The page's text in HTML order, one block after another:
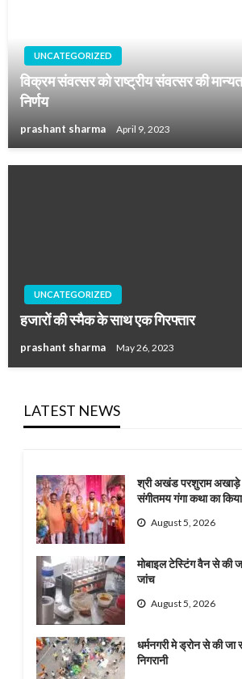
UNCATEGORIZED
विक्रम संवत्सर को राष्ट्रीय संवत्सर की
निर्णय
prashant sharma April 9, 2023
UNCATEGORIZED
हजारों की स्मैक के साथ एक गिरफ्तार
prashant sharma May 26, 2023
LATEST NEWS
श्री अखंड परशुराम
संगीतमय गंगा कथा का
August 5, 2026
मोबाइल टेस्टिंग वैन से की जा
जांच
August 5, 2026
धर्मनगरी मे ड्रोन से की जा
निगरानी